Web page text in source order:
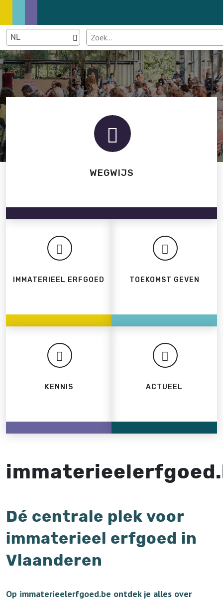
IMMATERIEEL ERFGOED TOEKOMST GEVEN
KENNIS ACTUEEL
WEGWIJS
Dé centrale plek voor
immaterieel erfgoed in
Vlaanderen
Op immaterieelerfgoed.be ontdek je alles over